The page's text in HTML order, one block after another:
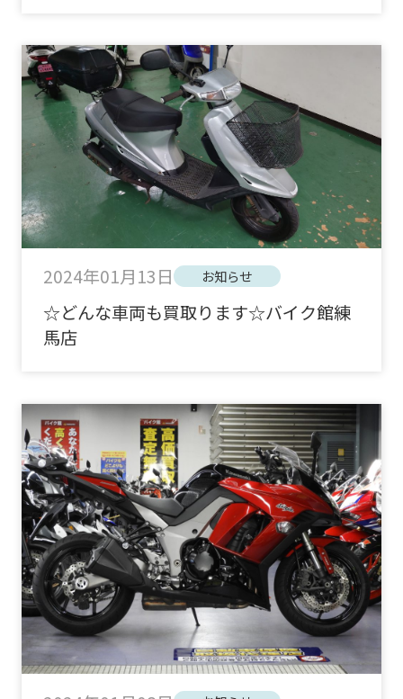
2024年01月13日 お知らせ
☆どんな車両も買取ります☆バイク館練
馬店